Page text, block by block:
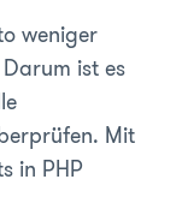
weniger
ist es
Mit
in PHP